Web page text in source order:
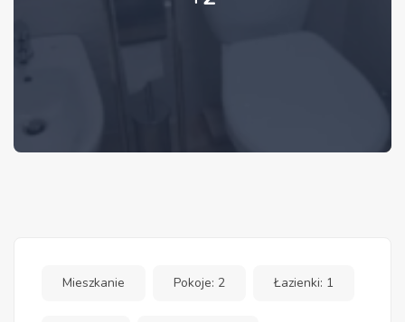
Mieszkanie Pokoje: 2 Łazienki: 1